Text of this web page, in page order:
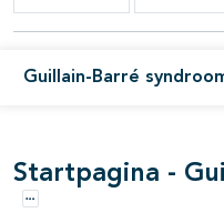
Guillain-Barré
Startpagina -
Opties